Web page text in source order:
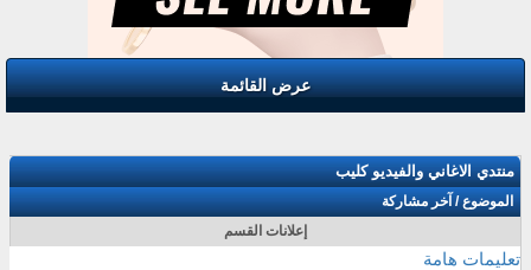
عرض القائمة
منتدي الاغاني والفيديو كليب
الموضوع/آخر مشاركة
إعلانات القسم
تعليمات هامة